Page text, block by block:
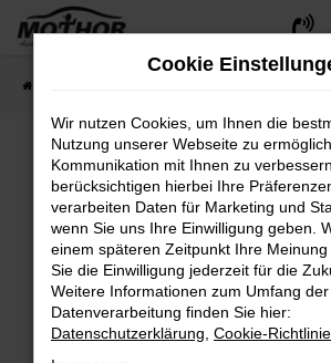
Zum
Fehler: Network Error
Beim Laden ist ein Fehler
Hier sind ein paar Tipps, die dir
Überprüfe deine Firewall und
Internetverbindung.
Cookie
Wir nutzen Cookies, um Ihnen die
Nutzung unserer Webseite zu
Kommunikation mit Ihnen zu
berücksichtigen hierbei Ihre
verarbeiten Daten für Marketing und
wenn Sie uns Ihre Einwilligung geben.
einem späteren Zeitpunkt Ihre
Sie die Einwilligung jederzeit für die
Weitere Informationen zum Umfang der
Datenverarbeitung finden Sie hier:
Datenschutzerklärung Cookie-Richtlinie